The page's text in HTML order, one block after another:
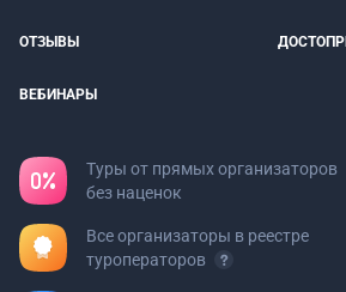
ОТЗЫВЫ
ВЕБИНАРЫ
Туры от прямых организаторов
без наценок
Все организаторы в реестре
туроператоров